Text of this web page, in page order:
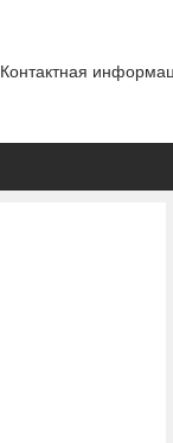
Контактная